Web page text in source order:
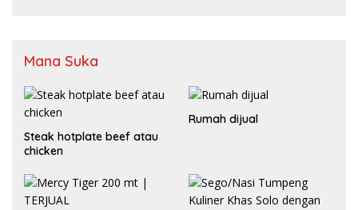
Mana Suka
Steak hotplate beef atau
chicken
Rumah dijual